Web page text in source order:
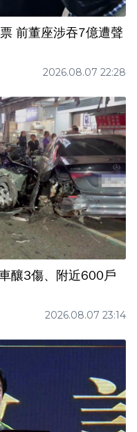
前董座涉吞7億遭聲
2026.08.07 22:28
釀3傷、附近600戶
2026.08.07 23:14